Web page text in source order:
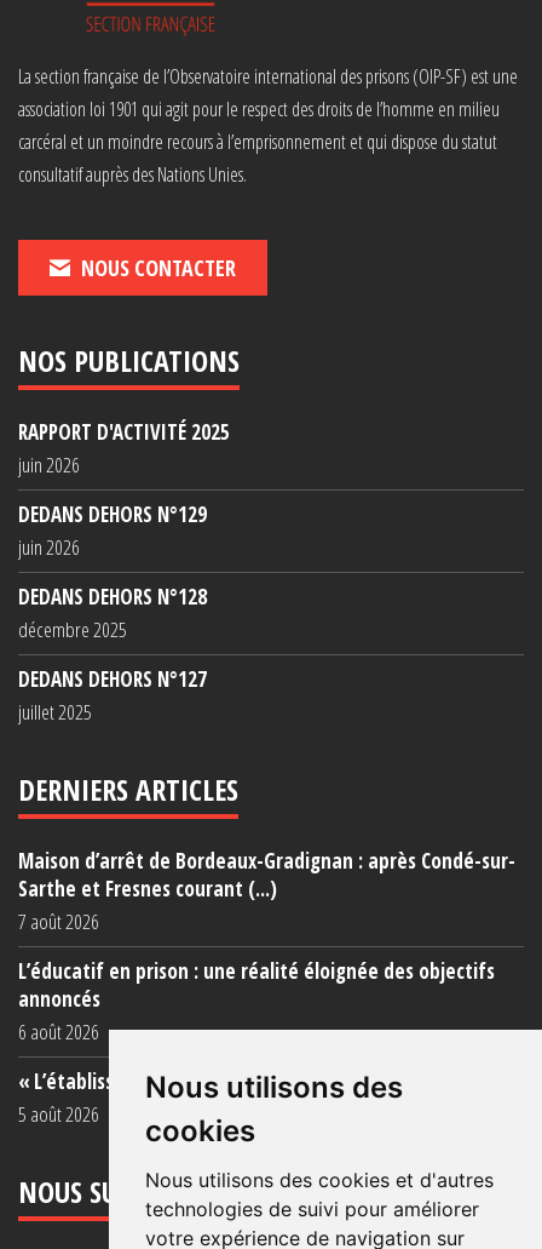
Nous utilisons des
cookies
Nous utilisons des cookies et d'autres
technologies de suivi pour améliorer
votre expérience de navigation sur
La section française de l’Observatoire international des prisons (OIP-SF) est une
association loi 1901 qui agit pour le respect des droits de l’homme en milieu
carcéral et un moindre recours à l’emprisonnement et qui dispose du statut
consultatif auprès des Nations Unies.
NOUS CONTACTER
NOS PUBLICATIONS
RAPPORT D'ACTIVITÉ 2025
juin 2026
DEDANS DEHORS N°129
juin 2026
DEDANS DEHORS N°128
décembre 2025
DEDANS DEHORS N°127
juillet 2025
DERNIERS ARTICLES
Maison d’arrêt de Bordeaux-Gradignan : après Condé-sur-
Sarthe et Fresnes courant (...)
7 août 2026
L’éducatif en prison : une réalité éloignée des objectifs
annoncés
6 août 2026
« L’établissement est une porcherie totale »
5 août 2026
NOUS SUIVRE